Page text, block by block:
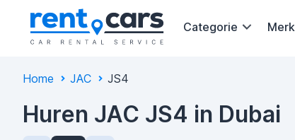
Categorie Merk
Home JAC JS4
Huren JAC JS4 in Dubai